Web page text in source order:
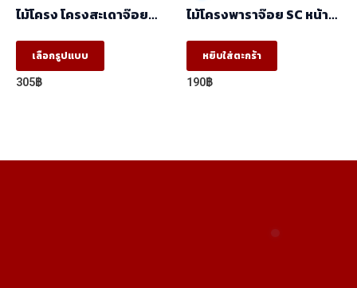
ไม้โครง โครงสะเดาจ๊อย
มัด(มัด10ท่อน)
เลือกรูปแบบ
This
product
The
305฿
ไม้โครงพาราจ๊อย SC หน้า
มัด(มัด10ท่อน)
หยิบใส่ตะกร้า
190฿